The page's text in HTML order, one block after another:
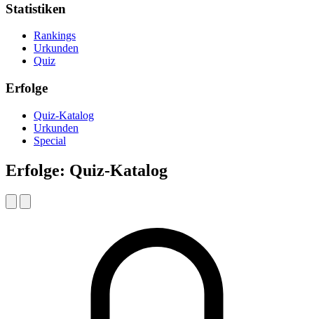
Statistiken
Rankings
Urkunden
Quiz
Erfolge
Quiz-Katalog
Urkunden
Special
Erfolge: Quiz-Katalog